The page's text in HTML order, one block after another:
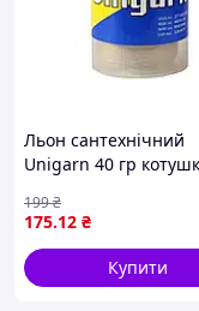
Льон сантехнічний
Unigarn 40 гр
175.12 ₴
199₴
Купити